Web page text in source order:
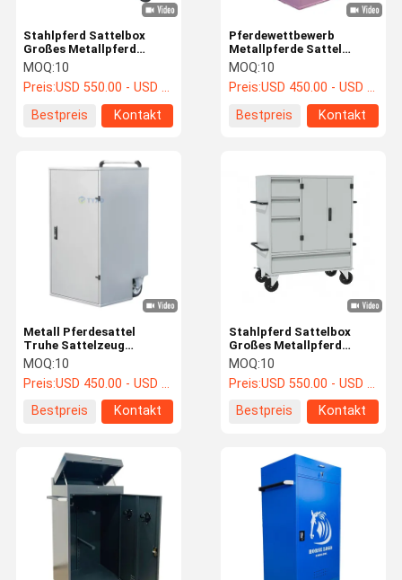
Stahlpferd Sattelbox
Großes Metallpferd
Sattel Kofferraum Sattel
Schließfach
MOQ:10
Preis:USD 550.00 - USD 650.00
Bestpreis
Kontakt
Pferdewettbewerb
Metallpferde Sattel
Kofferraum Box Stahl
Sattel Tack Schließfach
mit Rädern
MOQ:10
Preis:USD 450.00 - USD 550.00
Bestpreis
Kontakt
Metall Pferdesattel
Truhe Sattelzeug
Schrank Mini
Pferdesattel Box
Sattelständer Spind
MOQ:10
Preis:USD 450.00 - USD 550.00
Bestpreis
Kontakt
Stahlpferd Sattelbox
Großes Metallpferd
Sattel Kofferraum Sattel
Schließfach
MOQ:10
Preis:USD 550.00 - USD 650.00
Bestpreis
Kontakt